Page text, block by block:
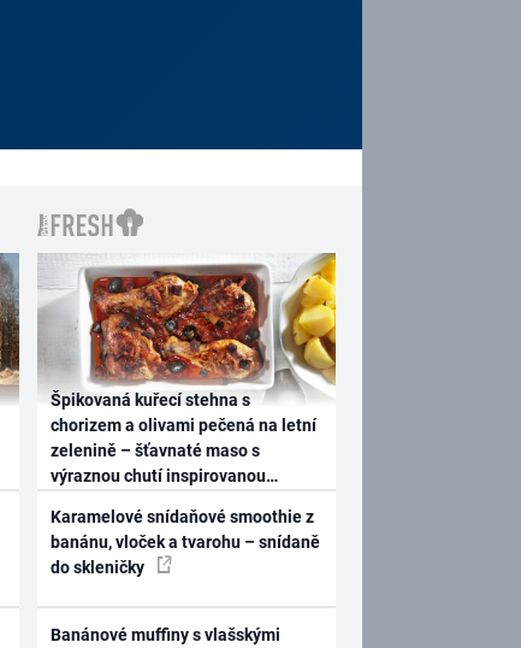
Špikovaná kuřecí stehna s
chorizem a olivami pečená na letní
zelenině – šťavnaté maso s
výraznou chutí inspirovanou
Karamelové snídaňové smoothie z
banánu, vloček a tvarohu – snídaně
do skleničky
Banánové muffiny s vlašskými